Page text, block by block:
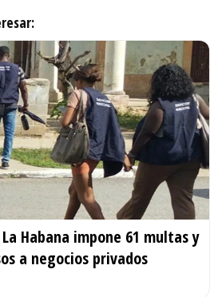
Habana impone 61 multas y
a negocios privados